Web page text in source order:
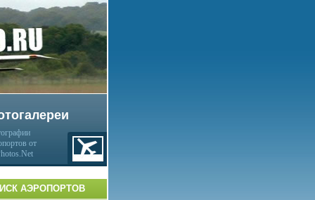
от
АЭРОПОРТОВ